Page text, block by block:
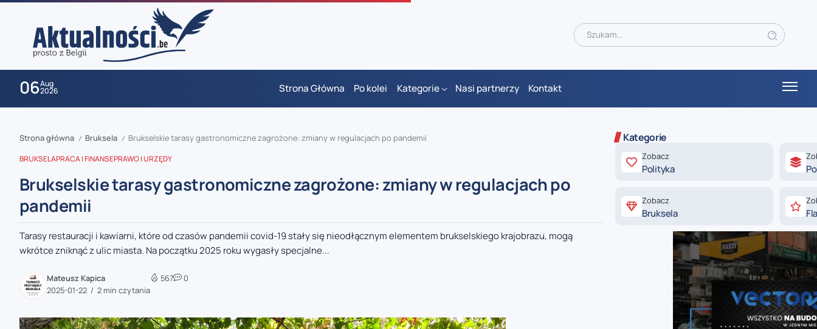
06Aug
2026 Strona Główna Po kolei Kategorie Nasi partnerzy Kontakt
zaobserwuj nas
zaobserwuj nas
zaobserwuj nas
Strona główna / Bruksela / Brukselskie tarasy gastronomiczne zagrożone: zmiany w regulacjach po pandemii
BRUKSELAPRACA I FINANSEPRAWO I URZĘDY
Brukselskie tarasy gastronomiczne zagrożone: zmiany w regulacjach po
pandemii
Tarasy restauracji i kawiarni, które od czasów pandemii covid-19 stały się nieodłącznym elementem brukselskiego krajobrazu, mogą
wkrótce zniknąć z ulic miasta. Na początku 2025 roku wygasły specjalne...
Mateusz Kapica
2025-01-22
2 min czytania
567 0
Kategorie
Zobacz
Polityka
Zobacz
Bruksela